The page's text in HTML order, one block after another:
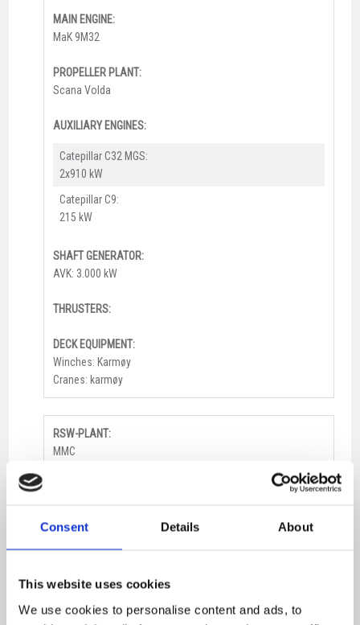
Consent Details About
This website uses cookies
We use cookies to personalise content and ads, to
MAIN ENGINE:
MaK 9M32
PROPELLER PLANT:
Scana Volda
AUXILIARY ENGINES:
Catepillar C32 MGS:
2x910 kW
Catepillar C9:
215 kW
SHAFT GENERATOR:
AVK: 3.000 kW
THRUSTERS:
DECK EQUIPMENT:
Winches: Karmøy
Cranes: karmøy
RSW-PLANT:
MMC
ACCOMMODATION:
pers. 26